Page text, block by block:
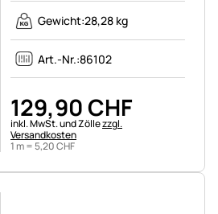
Gewicht:28,28 kg
Art.-Nr.:86102
129,90CHF
Steuerhinweis:
inkl. MwSt. und Zöllezzgl.
Versandkosten
1 m = 5,20CHF